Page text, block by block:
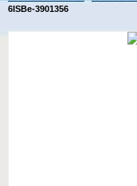
6ISBe-3901356